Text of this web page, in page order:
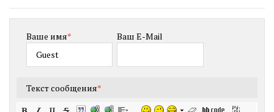
Ваше имя* Ваш E-Mail
Текст сообщения*